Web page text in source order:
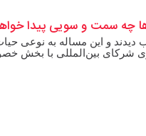
چه سمت و سویی پیدا
و این مساله به نوعی
شرکای بین‌المللی با بخش